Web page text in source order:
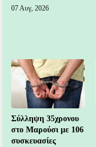
07 Αυγ, 2026
Σύλληψη 35χρονου
στο Μαρούσι με 106
συσκευασίες